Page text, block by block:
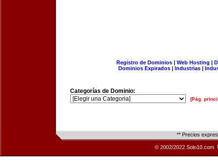
Registro de Dominios| Web Hosting |
Dominios Expirados | Industrias |
Categorías de Dominio:
[Pág.
** Precios
© 2002/2022 Solo10.com